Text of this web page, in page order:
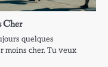
Cher
quelques
moins cher. Tu veux